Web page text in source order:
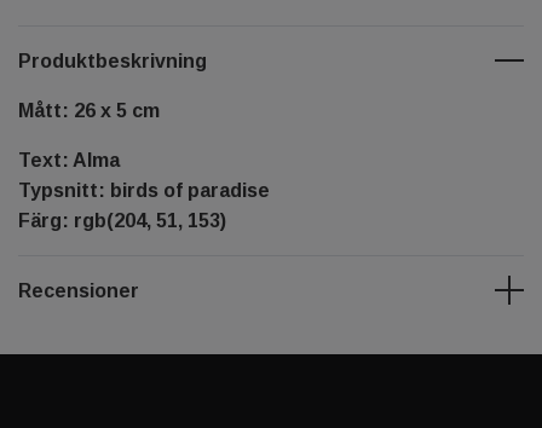
Produktbeskrivning
Mått: 26 x 5 cm
Text: Alma
Typsnitt: birds of paradise
Färg: rgb(204, 51, 153)
Recensioner